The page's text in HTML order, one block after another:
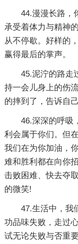
44.漫漫长路，
承受着体力与精神
从不停歇。好样的
赢得最后的掌声。
45.泥泞的路走
持一会儿身上的伤
的摔到了，告诉自
46.深深的呼吸
利会属于你们。但
我们在为你加油，
难和胜利都在向你
击败困难、快去夺
的微笑!
47.生活中，我
功品味失败，走过
试无论失败与否重